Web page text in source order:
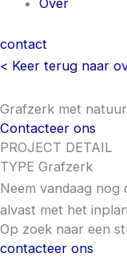
contact
< Keer terug naar
Grafzerk met
Contacteer ons
PROJECT DETAIL
TYPE Grafzerk
Neem vandaag
alvast met het
Op zoek naar een
contacteer ons